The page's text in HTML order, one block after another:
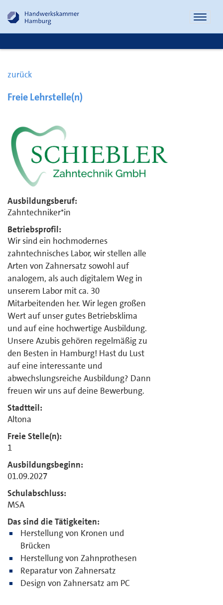
zurück
Freie Lehrstelle(n)
Ausbildungsberuf:
Zahntechniker*in
Betriebsprofil:
Wir sind ein hochmodernes
zahntechnisches Labor, wir stellen alle
Arten von Zahnersatz sowohl auf
analogem, als auch digitalem Weg in
unserem Labor mit ca. 30
Mitarbeitenden her. Wir legen großen
Wert auf unser gutes Betriebsklima
und auf eine hochwertige Ausbildung.
Unsere Azubis gehören regelmäßig zu
den Besten in Hamburg! Hast du Lust
auf eine interessante und
abwechslungsreiche Ausbildung? Dann
freuen wir uns auf deine Bewerbung.
Stadtteil:
Altona
Freie Stelle(n):
1
Ausbildungsbeginn:
01.09.2027
Schulabschluss:
MSA
Das sind die Tätigkeiten:
Herstellung von Kronen und
Brücken
Herstellung von Zahnprothesen
Reparatur von Zahnersatz
Design von Zahnersatz am PC